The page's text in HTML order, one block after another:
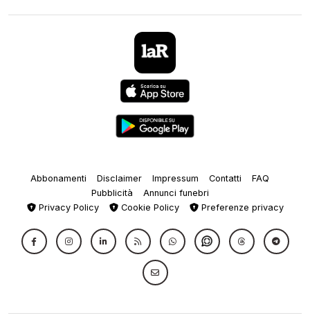
Abbonamenti Disclaimer Impressum Contatti
FAQ
Pubblicità
Annunci funebri
Privacy Policy
Cookie Policy Preferenze privacy